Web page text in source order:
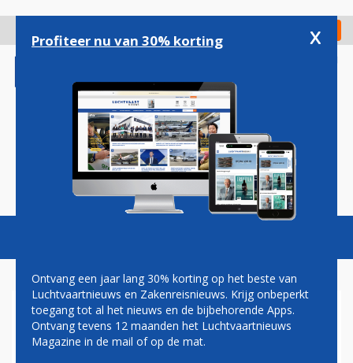
gaan
Check in
Magazine Podcasts Vacatures
GEVOLGEN NAVO-TOP VOOR
SCHIPHOL VEEL MINDER
Profiteer nu van 30% korting x
Ontvang een jaar lang 30% korting op het beste van
Luchtvaartnieuws en Zakenreisnieuws. Krijg onbeperkt
toegang tot al het nieuws en de bijbehorende Apps.
Ontvang tevens 12 maanden het Luchtvaartnieuws
Magazine in de mail of op de mat.